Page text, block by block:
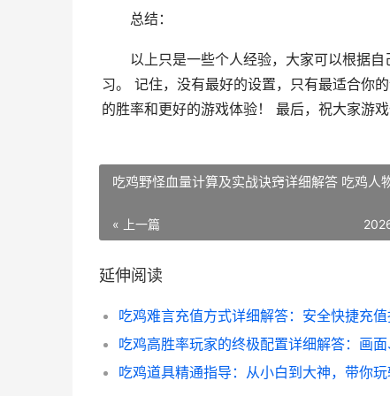
总结：
以上只是一些个人经验，大家可以根据
习。 记住，没有最好的设置，只有最适合你
的胜率和更好的游戏体验！ 最后，祝大家游戏
吃鸡野怪血量计算及实战诀窍详细解答 吃鸡人
« 上一篇
延伸阅读